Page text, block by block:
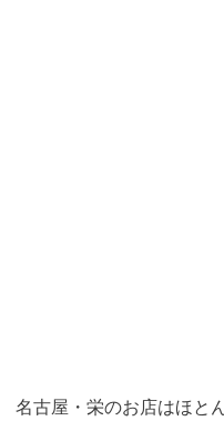
名古屋・栄のお店はほと